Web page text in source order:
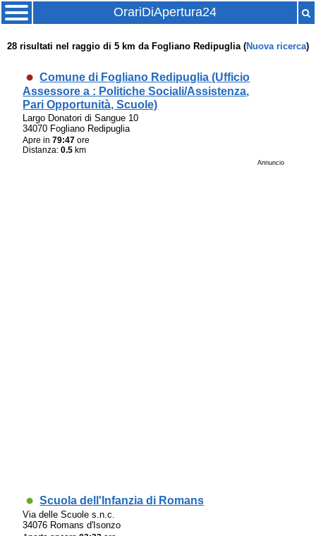
OrariDiApertura24
28 risultati nel raggio di 5 km da Fogliano Redipuglia (Nuova ricerca)
Comune di Fogliano Redipuglia (Ufficio
Assessore a : Politiche Sociali/Assistenza,
Pari Opportunità, Scuole)
Largo Donatori di Sangue 10
34070 Fogliano Redipuglia
Apre in79:47 ore
Distanza:0.5 km
Annuncio
Scuola dell'Infanzia di Romans
Via delle Scuole s.n.c.
34076 Romans d'Isonzo